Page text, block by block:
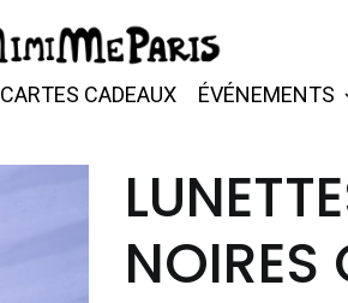
CARTES CADEAUX ÉVÉNEMENTS
NOIRES